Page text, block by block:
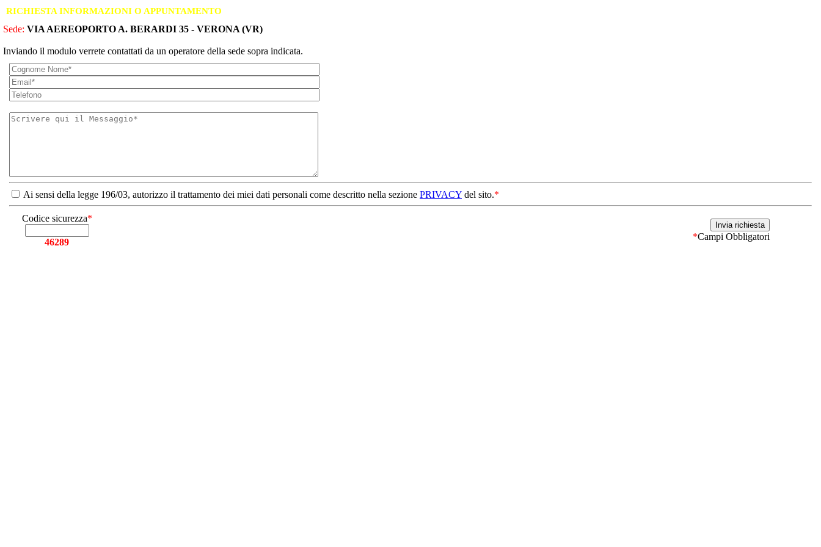
RICHIESTA INFORMAZIONI O APPUNTAMENTO
Sede: VIA AEREOPORTO A. BERARDI 35 - VERONA (VR)
Inviando il modulo verrete contattati da un operatore della sede sopra indicata.
Ai sensi della legge 196/03, autorizzo il trattamento dei miei dati personali come descritto nella sezione PRIVACY del sito.*
Codice sicurezza*
46289
*Campi Obbligatori